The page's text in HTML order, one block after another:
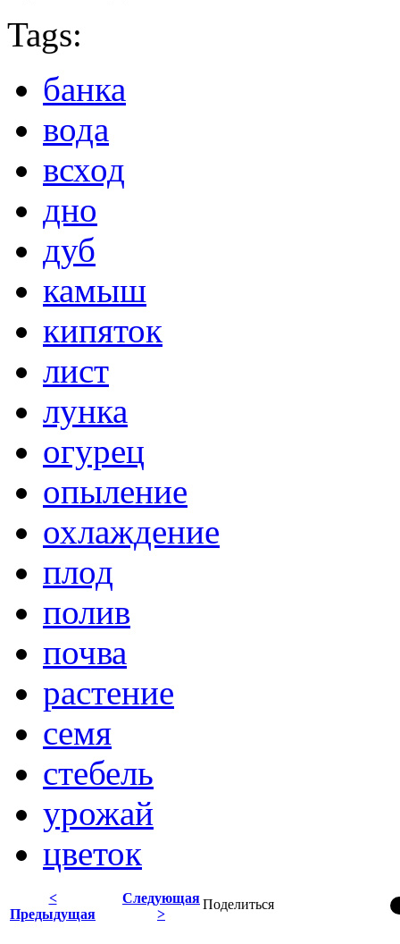
Tags:
банка
вода
всход
дно
дуб
камыш
кипяток
лист
лунка
огурец
опыление
охлаждение
плод
полив
почва
растение
семя
стебель
урожай
цветок
Поделиться
<
Предыдущая
Следующая
>